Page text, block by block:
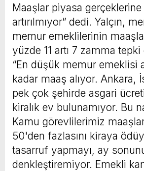
Maaşlar piyasa gerçeklerine
artırılmıyor” dedi. Yalçın,
memur emeklilerinin
yüzde 11 artı 7 zamma
“En düşük memur emeklisi
kadar maaş alıyor. Ankara,
pek çok şehirde asgari
kiralık ev bulunamıyor. Bu
Kamu görevlilerimiz
50'den fazlasını kiraya
tasarruf yapmayı, ay
denkleştiremiyor. Emekli